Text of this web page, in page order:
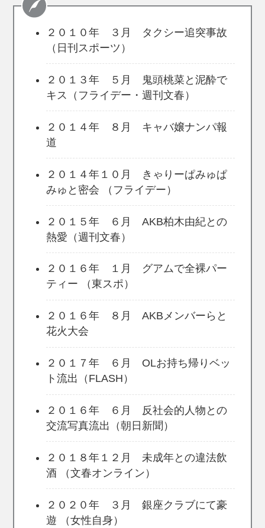
２０１０年 ３月 タクシー追突事故
（日刊スポーツ）
２０１３年 ５月 鬼頭桃菜と泥酔で
キス（フライデー・週刊文春）
２０１４年 ８月 キャバ嬢ナンパ報
道
２０１４年１０月 きゃりーぱみゅぱ
みゅと密会 （フライデー）
２０１５年 ６月 AKB柏木由紀との
熱愛（週刊文春）
２０１６年 １月 グアムで全裸パー
ティー （東スポ）
２０１６年 ８月 AKBメンバーらと
花火大会
２０１７年 ６月 OLお持ち帰りベッ
ト流出（FLASH）
２０１６年 ６月 反社会的人物との
交流写真流出（朝日新聞）
２０１８年１２月 未成年との違法飲
酒 （文春オンライン）
２０２０年 ３月 銀座クラブにて豪
遊 （女性自身）